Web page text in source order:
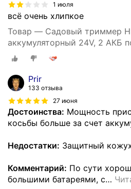
1 июля
всё очень хлипкое
Товар — Садовый триммер
аккумуляторный 24V, 2 АКБ
об/мин
Prir
133 отзыва
27 июня
Достоинства: Мощность
косьбы больше за счет
Недостатки: Защитный
Комментарий: По сути
большими батареями, с…